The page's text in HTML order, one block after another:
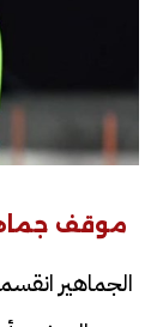
موقف
الجماهير